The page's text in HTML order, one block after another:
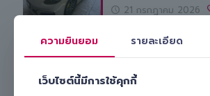
21 กรกฎาคม 2026
ZERO (PZ4) ND0 ขนา
และหลัง 315/30 R21 พ
โดยทีมช่าง Slick เปิด
ความยินยอม รายละเอียด
เว็บไซต์นี้มีการใช้คุกกี้